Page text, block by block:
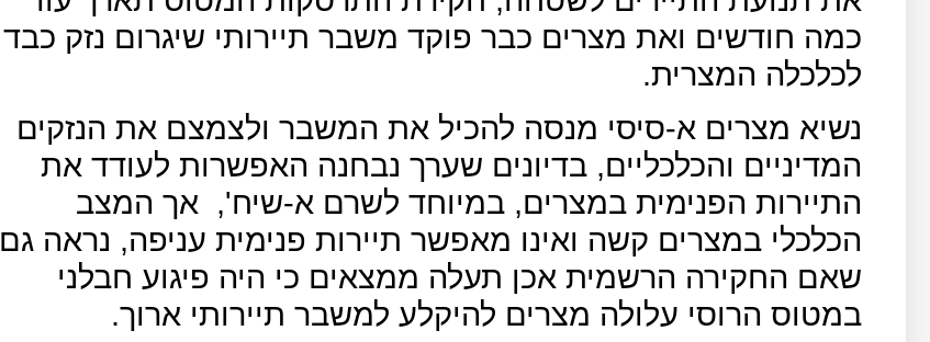
כמה חודשים ואת מצרים כבר פוקד משבר תיירותי שיגרום נזק כבד
לכלכלה המצרית.
נשיא מצרים א-סיסי מנסה להכיל את המשבר ולצמצם את הנזקים
המדיניים והכלכליים, בדיונים שערך נבחנה האפשרות לעודד את
התיירות הפנימית במצרים, במיוחד לשרם א-שיח', אך המצב
הכלכלי במצרים קשה ואינו מאפשר תיירות פנימית עניפה, נראה גם
שאם החקירה הרשמית אכן תעלה ממצאים כי היה פיגוע חבלני
במטוס הרוסי עלולה מצרים להיקלע למשבר תיירותי ארוך.